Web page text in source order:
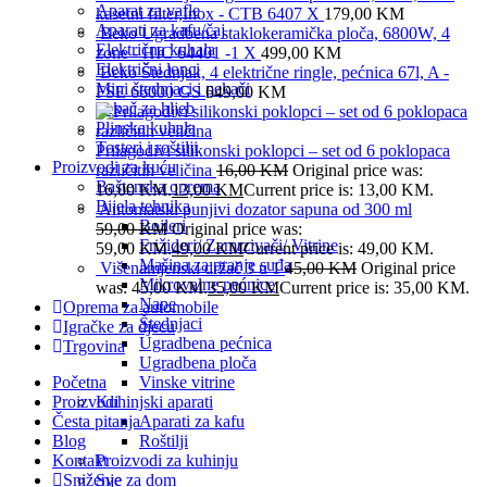
Aparat za vafle
Aparati za kafu/čaj
Električna kuhala
Električni lonci
Mini štednjaci i pekači
Pekač za hljeb
Plinska kuhala
Tosteri i roštilji
Proizvodi za kuću
Baštenska oprema
Bijela tehnika
Bojleri
Frižideri/ Zamrzivači/ Vitrine
Mašina za pranje suđa
Mikrovalne pećnice
Nape
Štednjaci
Ugradbena pećnica
Ugradbena ploča
Vinske vitrine
Kuhinjski aparati
Aparati za kafu
Roštilji
Proizvodi za kuhinju
Sve za dom
kasetni filter,Inox - CTB 6407 X 179,00 KM
Beko Ugradbena staklokeramička ploča, 6800W, 4
zone - HIC 64401 -1 X 499,00 KM
Beko Štednjak, 4 električne ringle, pećnica 67l, A -
FSE 66000 GS649,00 KM
Prilagodivi silikonski poklopci – set od 6 poklopaca
različitih veličina 16,00KM Original price was:
16,00 KM.13,00KMCurrent price is: 13,00 KM.
Automatski punjivi dozator sapuna od 300 ml
59,00KM Original price was:
59,00 KM.49,00KMCurrent price is: 49,00 KM.
Višenamjenski držač 3 u 145,00KM Original price
was: 45,00 KM.35,00KMCurrent price is: 35,00 KM.
Oprema za automobile
Igračke za djecu
Trgovina
Početna
Proizvodi
Česta pitanja
Blog
Kontakt
Sniženje